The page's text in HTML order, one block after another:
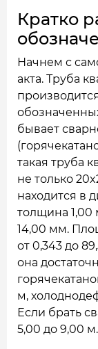
Кратко
Начнем с
акта. Труба
бывает
такая труба
не только
находится в
толщина
14,00 мм.
от 0,343 до
она
м,
Если брать
5,00 до 9,00 м.